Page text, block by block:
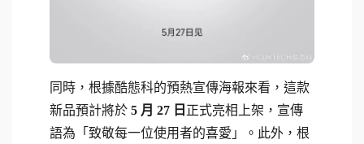
同時，根據酷態科的預熱宣傳海報來看，這款
新品預計將於 5 月 27 日 正式亮相上架，宣傳
語為「致敬每一位使用者的喜愛」。此外，根